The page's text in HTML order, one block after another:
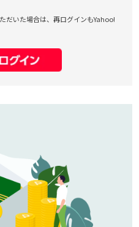
だいた場合は、再ログインもYahoo!